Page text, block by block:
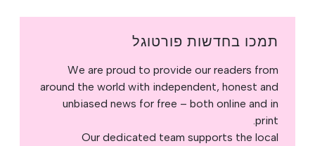
תמכו בחדשות פורטוגל
We are proud to provide our readers from
around the world with independent, honest and
unbiased news for free – both online and in
print.
Our dedicated team supports the local